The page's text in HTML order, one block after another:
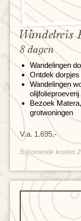
Wandelreis
8 dagen
Wandelingen
Ontdek
Wandelingen
olijfolieproeverij
Bezoek
grotwoningen
V.a. 1.695,-
Bijkomende kosten